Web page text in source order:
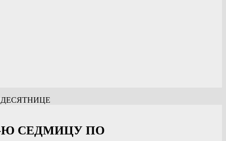
Ю СЕДМИЦУ ПО